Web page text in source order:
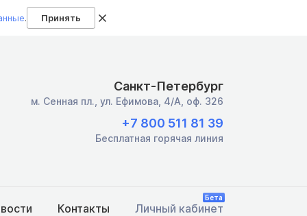
. Принять
Санкт-Петербург
м. Сенная пл., ул. Ефимова, 4/А, оф. 326
+7 800 511 81 39
Бесплатная горячая линия
Контакты Личный кабинет
Бета